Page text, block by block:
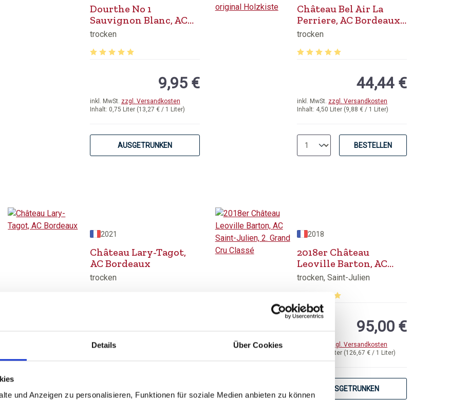
Details Über Cookies
und Anzeigen zu personalisieren, Funktionen für soziale Medien anbieten zu können
Dourthe No 1
Sauvignon Blanc, AC
Bordeaux
trocken
Inhalt: 0,75 Liter (13,27 € / 1 Liter)
inkl. MwSt. zzgl. Versandkosten
9,95 €
AUSGETRUNKEN
Château Bel Air La
Perriere, AC Bordeaux -
6er original Holzkiste
trocken
Inhalt: 4,50 Liter (9,88 € / 1 Liter)
inkl. MwSt. zzgl. Versandkosten
44,44 €
BESTELLEN
von 5 Sternen
2021
Château Lary-Tagot,
AC Bordeaux
trocken
inkl. MwSt.
ab 5,49 €
2018
2018er Château
Leoville Barton, AC
Saint-Julien, 2. Grand
trocken, Saint-Julien
Durchschnittliche Bewertung von 5 von 5
0,75 Liter (126,67 € / 1 Liter)
zzgl. Versandkosten
95,00 €
AUSGETRUNKEN